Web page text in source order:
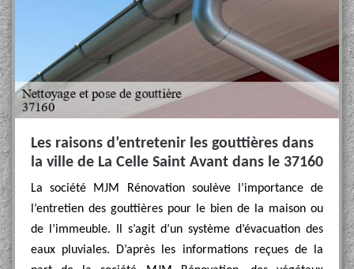
Les raisons d’entretenir les gouttières dans
la ville de La Celle Saint Avant dans le 37160
La société MJM Rénovation soulève l’importance de
l’entretien des gouttières pour le bien de la maison ou
de l’immeuble. Il s’agit d’un système d’évacuation des
eaux pluviales. D’après les informations reçues de la